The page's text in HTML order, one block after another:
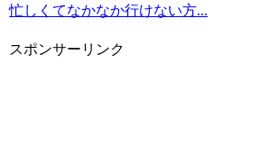
忙しくてなかなか行けない方...
スポンサーリンク